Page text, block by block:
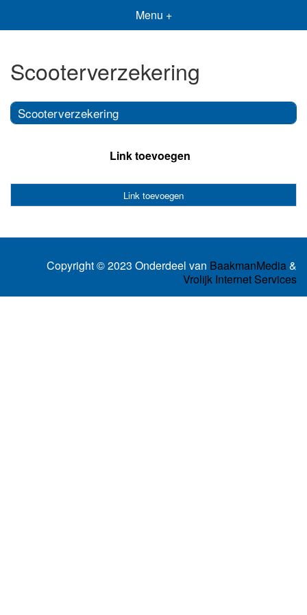
Menu +
Scooterverzekering
Scooterverzekering
Link toevoegen
Link toevoegen
Copyright © 2023 Onderdeel van BaakmanMedia&
Vrolijk Internet Services